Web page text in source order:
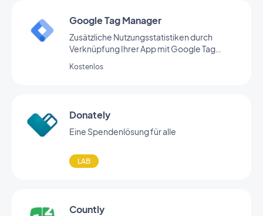
Google Tag Manager
Zusätzliche Nutzungsstatistiken durch
Verknüpfung Ihrer App mit Google Tag
Kostenlos
Donately
Eine Spendenlösung für alle
LAB
Countly